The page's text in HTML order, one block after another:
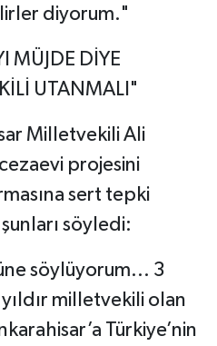
diyorum."
MÜJDE DİYE
UTANMALI"
Milletvekili Ali
projesini
sert tepki
söyledi:
söylüyorum... 3
milletvekili olan
Türkiye’nin